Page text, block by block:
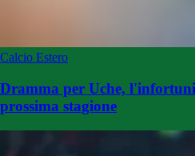
Calcio Estero
Dramma per Uche,
prossima stagione